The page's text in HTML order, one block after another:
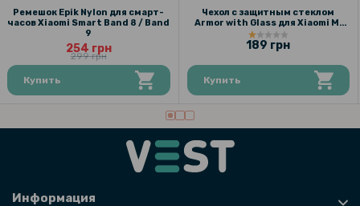
Ремешок Epik Nylon для смарт-
часов Xiaomi Smart Band 8 / Band
9
254 грн
299 грн
Купить
Чехол с защитным стеклом
Armor with Glass для Xiaomi Mi
Band 9
189 грн
Купить
Информация